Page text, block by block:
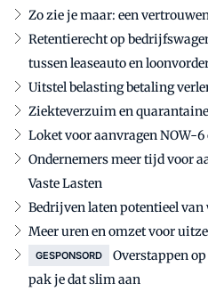
Zo zie je maar: een
Retentierecht op
tussen leaseauto en
Uitstel belasting betaling
Ziekteverzuim en
Loket voor aanvragen NOW-
Ondernemers meer tijd voor
Vaste Lasten
Bedrijven laten potentieel
Meer uren en omzet voor
GESPONSORD
Overstappen
pak je dat slim aan